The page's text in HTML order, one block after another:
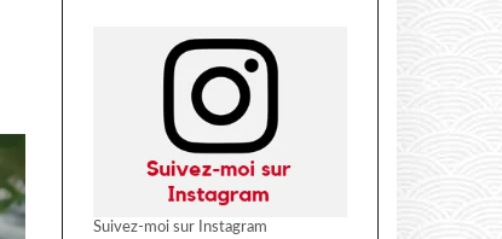
Suivez-moi sur Instagram